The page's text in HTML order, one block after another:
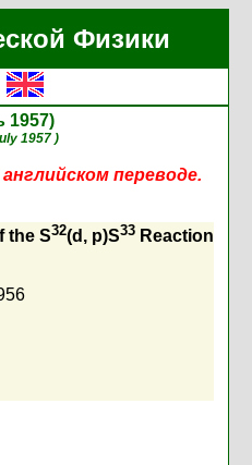
Физики
1957)
1957 )
переводе.
the S32(d, p)S33 Reaction